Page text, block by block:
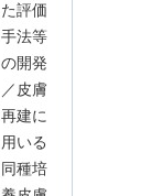
た評価
手法等
の開発
／皮膚
再建に
用いる
同種培